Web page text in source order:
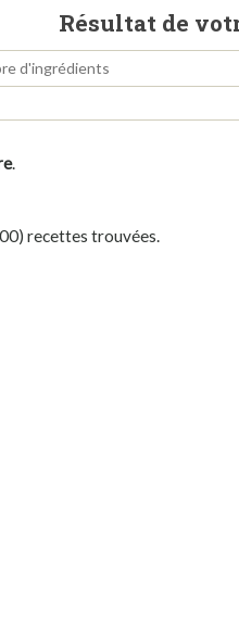
Résultat de
.
recettes trouvées.